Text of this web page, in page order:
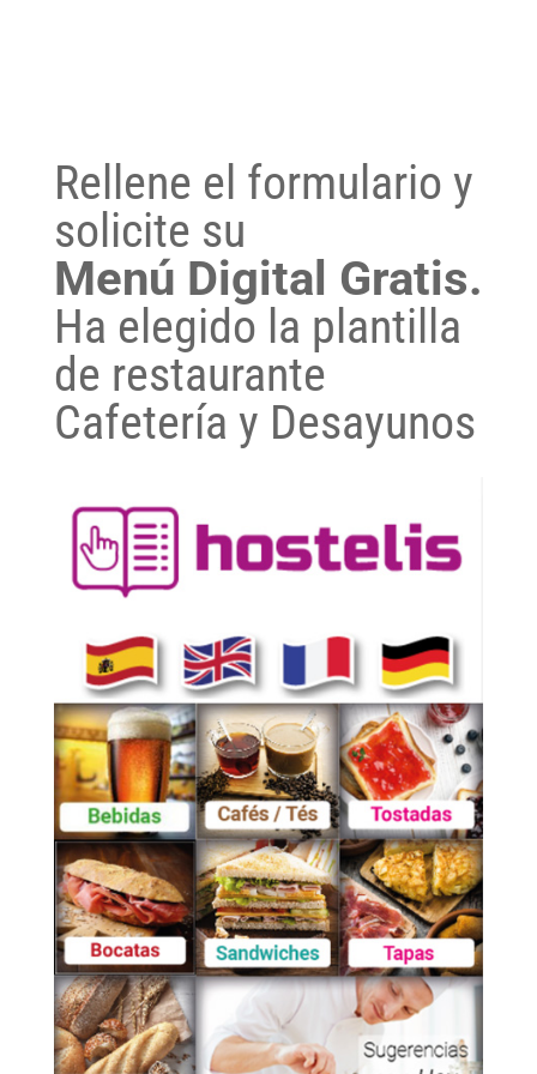
Rellene el formulario y
solicite su
Menú Digital Gratis.
Ha elegido la plantilla
de restaurante
Cafetería y Desayunos